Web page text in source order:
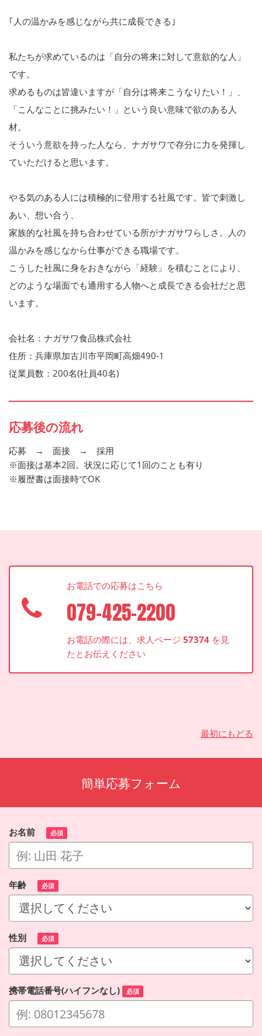
｢人の温かみを感じながら共に成長できる｣
私たちが求めているのは「自分の将来に対して意欲的な人」
です。
求めるものは皆違いますが「自分は将来こうなりたい！」、
「こんなことに挑みたい！」という良い意味で欲のある人
材。
そういう意欲を持った人なら、ナガサワで存分に力を発揮し
ていただけると思います。
やる気のある人には積極的に登用する社風です。皆で刺激し
あい、想い合う、
家族的な社風を持ち合わせている所がナガサワらしさ。人の
温かみを感じなから仕事ができる職場です。
こうした社風に身をおきながら「経験」を積むことにより、
どのような場面でも通用する人物へと成長できる会社だと思
います。
会社名：ナガサワ食品株式会社
住所：兵庫県加古川市平岡町高畑490-1
従業員数：200名(社員40名)
応募後の流れ
応募 → 面接 → 採用
※面接は基本2回。状況に応じて1回のことも有り
※履歴書は面接時でOK
お電話での応募はこちら
079-425-2200
お電話の際には、求人ページ57374 を見
たとお伝えください
最初にもどる
簡単応募フォーム
お名前 必須
年齢 必須
性別 必須
携帯電話番号(ハイフンなし) 必須